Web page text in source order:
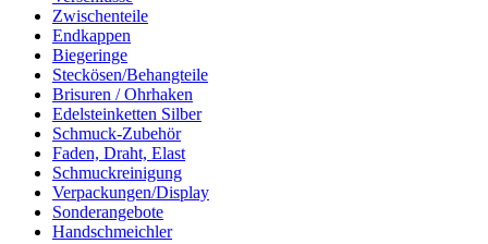
Zwischenteile
Endkappen
Biegeringe
Steckösen/Behangteile
Brisuren / Ohrhaken
Edelsteinketten Silber
Schmuck-Zubehör
Faden, Draht, Elast
Schmuckreinigung
Verpackungen/Display
Sonderangebote
Handschmeichler